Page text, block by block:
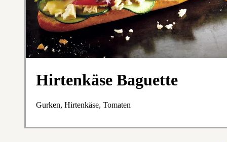
Hirtenkäse Baguette
Gurken, Hirtenkäse, Tomaten